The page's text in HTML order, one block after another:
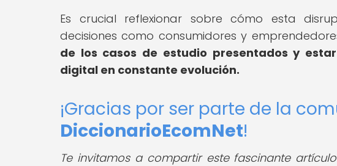
Es crucial reflexionar sobre cómo esta
decisiones como consumidores y
de los casos de estudio presentados y
digital en constante evolución.
¡Gracias por ser parte de la
DiccionarioEcomNet!
Te invitamos a compartir este fascinante